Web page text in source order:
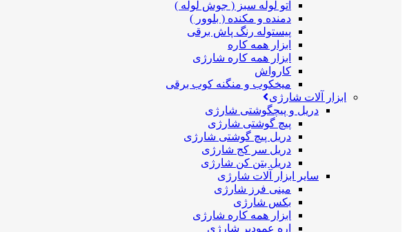
اتو لوله سبز ( جوش لوله )
دمنده و مکنده ( بلوور )
پیستوله رنگ پاش برقی
ابزار همه کاره
ابزار همه کاره شارژی
کارواش
میخکوب و منگنه کوب برقی
ابزار آلات شارژی
دریل و پیچگوشتی شارژی
پیچ گوشتی شارژی
دریل پیچ گوشتی شارژی
دریل سر کج شارژی
دریل بتن کن شارژی
سایر ابزار آلات شارژی
مینی فرز شارژی
بکس شارژی
ابزار همه کاره شارژی
اره عمودبر شارژی